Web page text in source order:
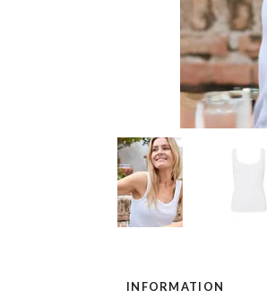
INFORMATION